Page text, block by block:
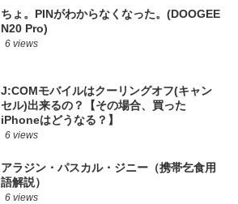
ちょ。PINがわからなくなった。(DOOGEE
N20 Pro)
6 views
J:COMモバイルはクーリングオフ(キャン
セル)出来るの？【その場合、買った
iPhoneはどうなる？】
6 views
アラジン・パスカル・ジニー（携帯乞食用
語解説）
6 views